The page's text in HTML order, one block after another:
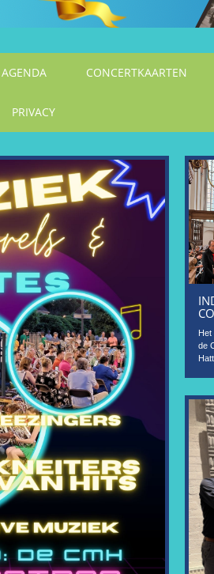
AGENDA CONCERTKAARTEN
PRIVACY
de